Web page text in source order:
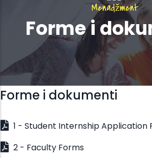
Menadžment
Forme i
Forme i dokumenti
1 - Student Internship Application
2 - Faculty Forms